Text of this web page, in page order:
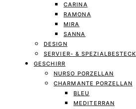
CARINA
RAMONA
MIRA
SANNA
DESIGN
SERVIER- & SPEZIALBESTECK
GESCHIRR
NURSO PORZELLAN
CHARMANTE PORZELLAN
BLEU
MEDITERRAN